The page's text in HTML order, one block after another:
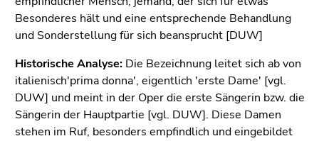
Sie diesen
Link.
Zum
Inhalt
(Zugriffstaste
1)
Zur
Besonderes hält und eine entsprechende Behandlung
und Sonderstellung für sich beansprucht [DUW]
Historische Analyse: Die Bezeichnung leitet sich ab von
italienisch'prima donna', eigentlich 'erste Dame' [vgl.
DUW] und meint in der Oper die erste Sängerin bzw. die
Sängerin der Hauptpartie [vgl. DUW]. Diese Damen
stehen im Ruf, besonders empfindlich und eingebildet